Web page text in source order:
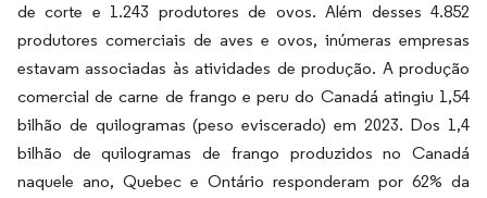
de corte e 1.243 produtores de ovos. Além desses 4.852
produtores comerciais de aves e ovos, inúmeras empresas
estavam associadas às atividades de produção. A produção
comercial de carne de frango e peru do Canadá atingiu 1,54
bilhão de quilogramas (peso eviscerado) em 2023. Dos 1,4
bilhão de quilogramas de frango produzidos no Canadá
naquele ano, Quebec e Ontário responderam por 62% da